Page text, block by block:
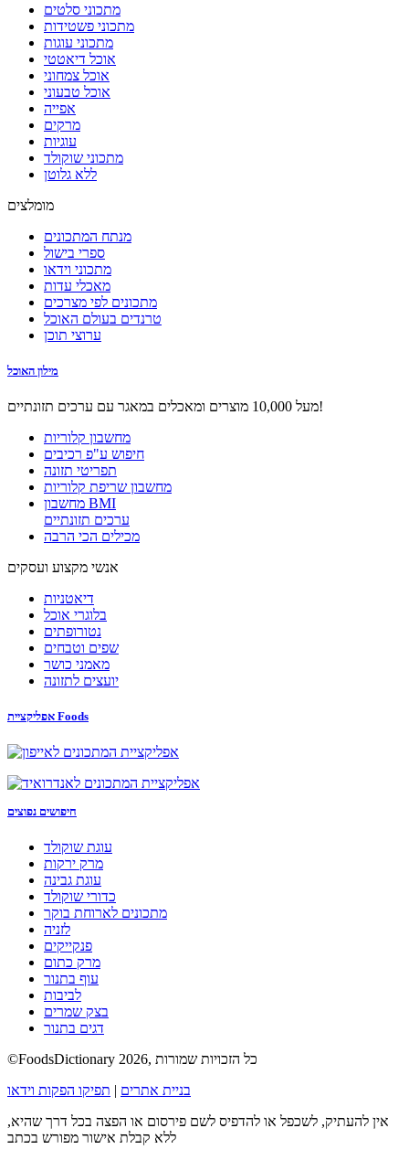
מתכוני סלטים
מתכוני פשטידות
מתכוני עוגות
אוכל דיאטטי
אוכל צמחוני
אוכל טבעוני
אפייה
מרקים
עוגיות
מתכוני שוקולד
ללא גלוטן
מומלצים
מנתח המתכונים
ספרי בישול
מתכוני וידאו
מאכלי עדות
מתכונים לפי מצרכים
טרנדים בעולם האוכל
ערוצי תוכן
מילון האוכל
מעל 10,000 מוצרים ומאכלים במאגר עם ערכים תזונתיים!
מחשבון קלוריות
חיפוש ע"פ רכיבים
תפריטי תזונה
מחשבון שריפת קלוריות
מחשבון BMI
ערכים תזונתיים
מכילים הכי הרבה
אנשי מקצוע ועסקים
דיאטניות
בלוגרי אוכל
נטורופתים
שפים וטבחים
מאמני כושר
יועצים לתזונה
אפליקציית Foods
חיפושים נפוצים
עוגת שוקולד
מרק ירקות
עוגת גבינה
כדורי שוקולד
מתכונים לארוחת בוקר
לזניה
פנקייקים
מרק כתום
עוף בתנור
לביבות
בצק שמרים
דגים בתנור
©FoodsDictionary 2026, כל הזכויות שמורות
בניית אתרים | תפיקו הפקות וידאו
אין להעתיק, לשכפל או להדפיס לשם פירסום או הפצה בכל דרך שהיא,
ללא קבלת אישור מפורש בכתב